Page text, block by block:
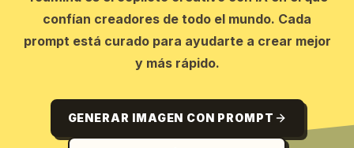
confían creadores de todo el mundo. Cada
prompt está curado para ayudarte a crear mejor
y más rápido.
GENERAR IMAGEN CON PROMPT